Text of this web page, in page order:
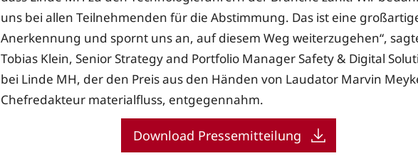
uns bei allen Teilnehmenden für die Abstimmung. Das ist eine
Anerkennung und spornt uns an, auf diesem Weg weiterzugehen“,
Tobias Klein, Senior Strategy and Portfolio Manager Safety & Digital
bei Linde MH, der den Preis aus den Händen von Laudator Marvin
Chefredakteur materialfluss, entgegennahm.
Download Pressemitteilung